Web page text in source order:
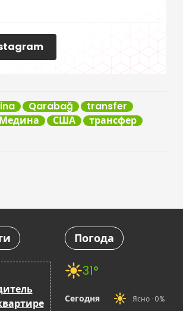
Qarabağ
transfer
США
трансфер
Погода
31°
Сегодня Ясно · 0%